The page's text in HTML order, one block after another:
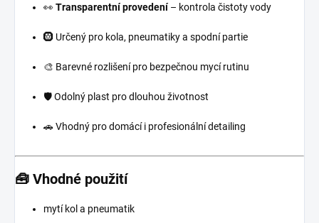
👀Transparentní provedení– kontrola čistoty vody
🛞 Určený pro kola, pneumatiky a spodní partie
🎨 Barevné rozlišení pro bezpečnou mycí rutinu
🛡️ Odolný plast pro dlouhou životnost
🚗 Vhodný pro domácí i profesionální detailing
🧰 Vhodné použití
mytí kol a pneumatik